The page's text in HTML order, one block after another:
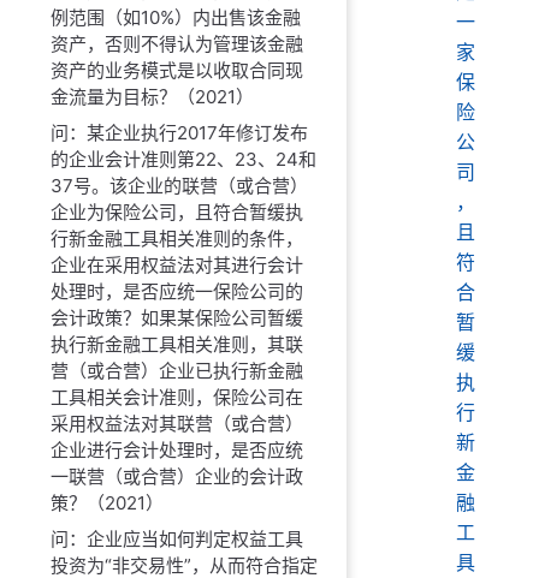
例范围（如10%）内出售该金融
资产，否则不得认为管理该金融
资产的业务模式是以收取合同现
金流量为目标？（2021）
问：某企业执行2017年修订发布
的企业会计准则第22、23、24和
37号。该企业的联营（或合营）
企业为保险公司，且符合暂缓执
行新金融工具相关准则的条件，
企业在采用权益法对其进行会计
处理时，是否应统一保险公司的
会计政策？如果某保险公司暂缓
执行新金融工具相关准则，其联
营（或合营）企业已执行新金融
工具相关会计准则，保险公司在
采用权益法对其联营（或合营）
企业进行会计处理时，是否应统
一联营（或合营）企业的会计政
策？（2021）
问：企业应当如何判定权益工具
投资为“非交易性”，从而符合指定
一
家
保
险
公
司
，
且
符
合
暂
缓
执
行
新
金
融
工
具